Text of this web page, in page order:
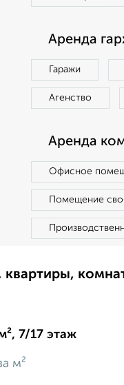
Аренда
Гаражи
Агенство
Аренда
Офисное
Помещение
7/17 этаж
м²